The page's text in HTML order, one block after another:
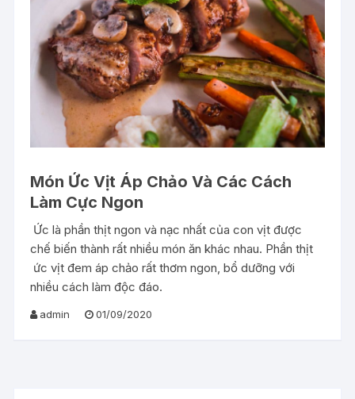
Món Ức Vịt Áp Chảo Và Các Cách
Làm Cực Ngon
Ức là phần thịt ngon và nạc nhất của con vịt được
chế biến thành rất nhiều món ăn khác nhau. Phần thịt
ức vịt đem áp chảo rất thơm ngon, bổ dưỡng với
nhiều cách làm độc đáo.
admin 01/09/2020